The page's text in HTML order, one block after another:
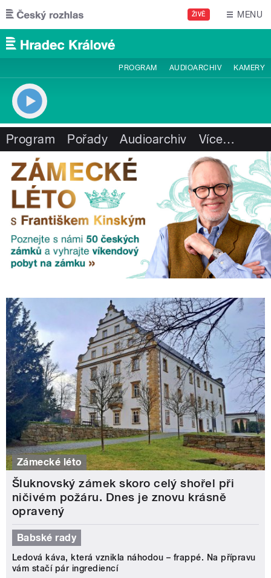
Přejít k hlavnímu obsahu
ŽIVĚ MENU
PROGRAM AUDIOARCHIV KAMERY
Program Pořady Audioarchiv Více…
Zámecké léto
Šluknovský zámek skoro celý shořel při
ničivém požáru. Dnes je znovu krásně
opravený
Babské rady
Ledová káva, která vznikla náhodou – frappé. Na přípravu
vám stačí pár ingrediencí